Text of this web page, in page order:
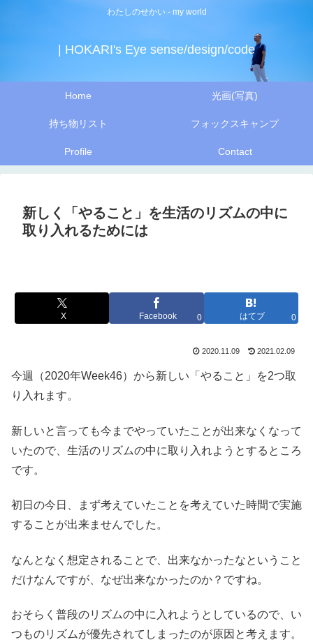
わたしのせかい - my world
| HOKARI's Eye sense/design/code
Home 光画(写真)
持ち物リスト フォックスキャンプ
Profile Contact
新しく「やること」を生活のリズムの中に
取り入れるためには
X Facebook 0 はてブ 0
2020.11.09 2021.02.09
今週（2020年Week46）から新しい「やること」を2つ取
り入れます。
新しいと言っても今までやっていたことが出来なくなって
いたので、生活のリズムの中に取り入れようとするところ
です。
初日の今日、まず考えていたことを考えていた時間で実施
することが出来ませんでした。
なんとなく想定されることで、出来なかったなということ
だけなんですが、なぜ出来なかったのか？ですね。
おそらく普段のリズムの中に入れようとしているので、い
つものリズムが優先されてしまったのが原因と考えます。